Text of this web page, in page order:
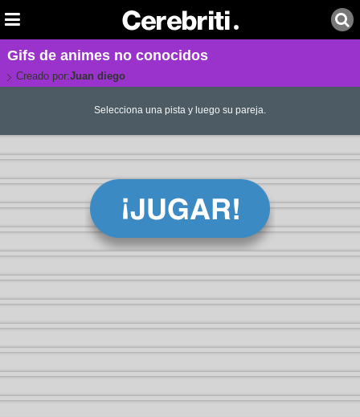
Gifs de animes no conocidos
Creado por:Juan diego
Selecciona una pista y luego su pareja.